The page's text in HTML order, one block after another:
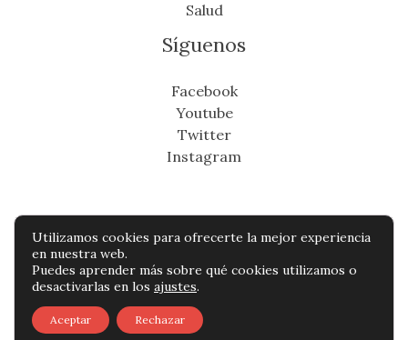
Salud
Síguenos
Facebook
Youtube
Twitter
Instagram
Copyright © Todos os direitos reservados -
cronicafinanciera.com
Política de privacidad
Contacto
Utilizamos cookies para ofrecerte la mejor experiencia
en nuestra web.
Puedes aprender más sobre qué cookies utilizamos o
desactivarlas en los ajustes.
Aceptar Rechazar